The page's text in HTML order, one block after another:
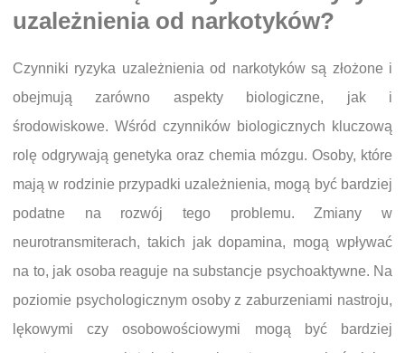
uzależnienia od narkotyków?
Czynniki ryzyka uzależnienia od narkotyków są złożone i
obejmują zarówno aspekty biologiczne, jak i
środowiskowe. Wśród czynników biologicznych kluczową
rolę odgrywają genetyka oraz chemia mózgu. Osoby, które
mają w rodzinie przypadki uzależnienia, mogą być bardziej
podatne na rozwój tego problemu. Zmiany w
neurotransmiterach, takich jak dopamina, mogą wpływać
na to, jak osoba reaguje na substancje psychoaktywne. Na
poziomie psychologicznym osoby z zaburzeniami nastroju,
lękowymi czy osobowościowymi mogą być bardziej